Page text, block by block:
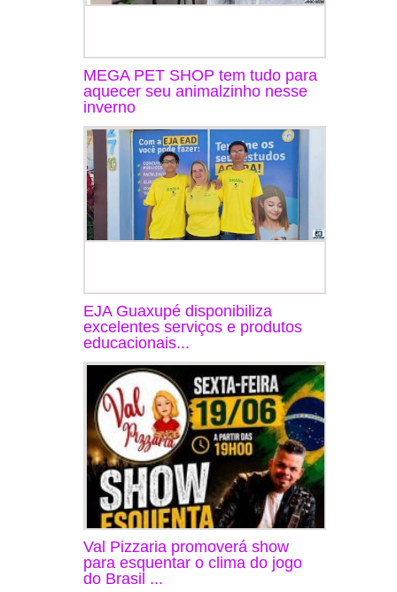
MEGA PET SHOP tem tudo para
aquecer seu animalzinho nesse
inverno
EJA Guaxupé disponibiliza
excelentes serviços e produtos
educacionais...
Val Pizzaria promoverá show
para esquentar o clima do jogo
do Brasil ...